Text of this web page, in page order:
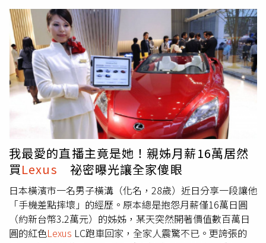
統，目前無法受理台胞證，記者已向該公司反應。想了解及
體驗深圳「黑科技」，最便捷的方式就是參訪福田區的「深
圳當代藝術及城市規劃館」。與一般靜態成列的老派作風截
然不同，深圳城市規劃館展示的四十多年翻轉奇蹟，藏著滿
滿的科技密碼。逛深圳城市規畫館很好「玩」，可用手機掃
碼3D列印的藝術沙盤，透過AR「捕獲」動植物，在沉靜式
影廳看科幻大片，還有72公尺長牆上演《深圳卷軸》。（圖
／何曼卿攝）例如用平板或手機掃碼3D列印的藝術沙盤，
可觀看深圳自然概貌及城市格局，透過AR虛擬實境技術，
則能「捕獲」深圳動植物行蹤，在21台投影機打上三折牆幕
的沉靜式觀影廳裡，觀察深圳人一天生活，訪客如同置身科
幻電影裡，而在一樓大廳72公尺長牆面的《深圳卷軸》，以
大數據繪成八百公尺長的深圳風景與未來，上演恢弘精彩。
深圳城市規劃館使參觀變「好玩」，入口迎賓的「雲」雕
塑，頂天立地，由鋼片打造，時而像流轉行星，時而像跳舞
海豚，隨螺旋梯而上，則化身「未來戰士」，怎麼拍怎麼出
片；就連一樓文創店門口也擠滿香港大叔打卡，原來他們正
計，和泰車（2207）旗下TOYOTA在9月登錄數8340輛，市
占率25.9%；LEXUS在9月登錄1803輛，在高級車市場占有
率21.3%，是高級車市場排名第2。累計TOYOTA與LEXUS品
牌9月合計登錄數1萬143輛，市占率31.5%。觀察進口車，
9月進口車登錄數1萬6228輛，月增12.8%，年減13.1%，市
占率回升至5成以上、約50.4%，其中電動車大廠特斯拉
（Tesla）9月掛牌數2491輛，單月進口車排名躍居第1、高
級進口車款排名也躍居第1，整體品牌車排名躍居第2。
我最愛的直播主竟是她！親姊月薪16萬居然
買Lexus 祕密曝光讓全家傻眼
日本橫濱市一名男子橫溝（化名，28歲）近日分享一段讓他
「手機差點摔壞」的經歷。原本總是抱怨月薪僅16萬日圓
（約新台幣3.2萬元）的姊姊，某天突然開著價值數百萬日
圓的紅色Lexus LC跑車回家，全家人震驚不已。更誇張的